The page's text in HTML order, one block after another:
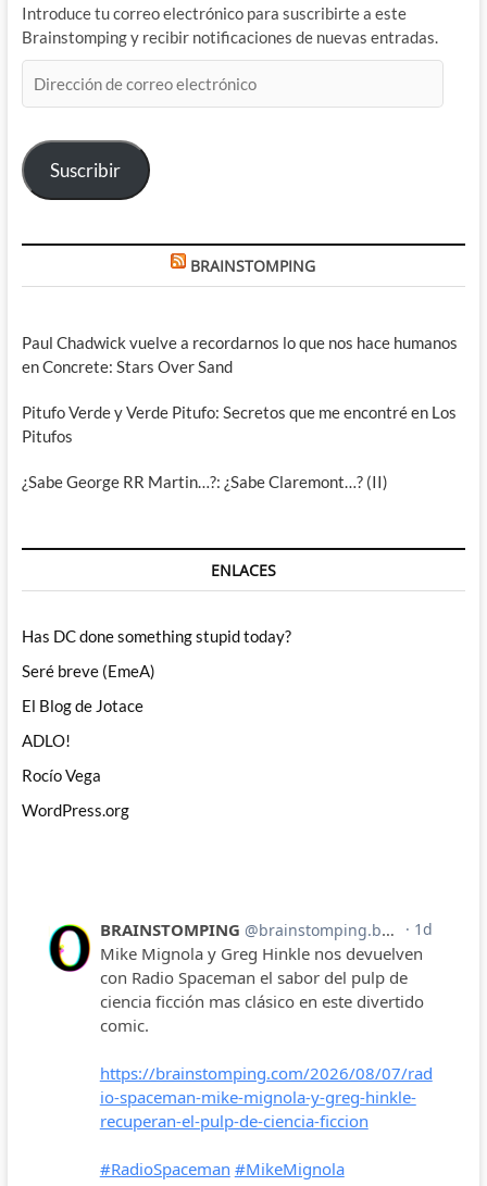
Introduce tu correo electrónico para suscribirte a este
Brainstomping y recibir notificaciones de nuevas entradas.
de
electrónico
Suscribir
BRAINSTOMPING
Paul Chadwick vuelve a recordarnos lo que nos hace humanos
en Concrete: Stars Over Sand
Pitufo Verde y Verde Pitufo: Secretos que me encontré en Los
Pitufos
¿Sabe George RR Martin…?: ¿Sabe Claremont…? (II)
ENLACES
Has DC done something stupid today?
Seré breve (EmeA)
El Blog de Jotace
ADLO!
Rocío Vega
WordPress.org